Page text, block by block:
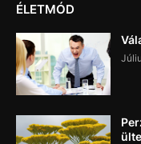
ÉLETMÓD